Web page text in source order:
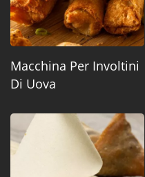
Macchina Per Involtini
Di Uova